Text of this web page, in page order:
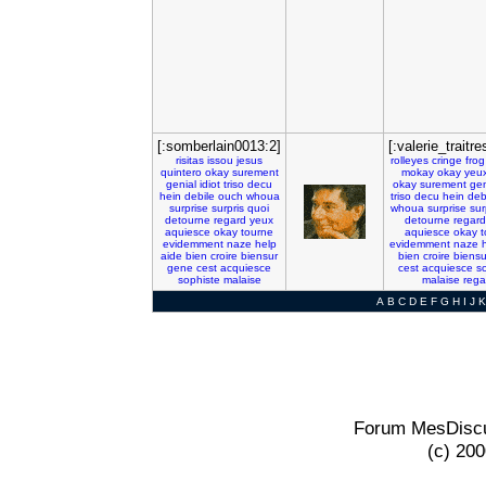
[:somberlain0013:2]
risitas issou jesus
quintero okay surement
genial idiot triso decu
hein debile ouch whoua
surprise surpris quoi
detourne regard yeux
aquiesce okay tourne
evidemment naze help
aide bien croire biensur
gene cest acquiesce
sophiste malaise
rolleyes cringe frog
mokay okay
okay surement
triso decu hein
whoua surprise
detourne regard
aquiesce okay
evidemment naze
bien croire
cest acquiesce
malaise
A B C D E F G H I J K
Forum
(c)